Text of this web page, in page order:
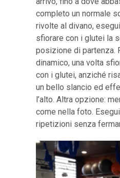
completo un normale
rivolte al divano,
sfiorare con i glutei la
posizione di partenza.
dinamico, una volta
con i glutei, anziché
un bello slancio ed
l’alto. Altra opzione:
come nella foto.
ripetizioni senza